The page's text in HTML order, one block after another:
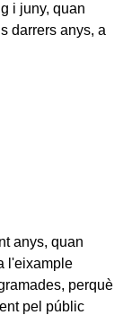
i juny, quan
darrers anys, a
anys, quan
l'eixample
perquè
pel públic